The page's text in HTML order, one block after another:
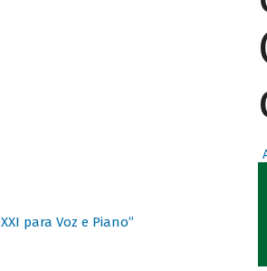
para Voz e Piano”